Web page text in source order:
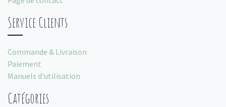
Service Clients
Commande & Livraison
Paiement
Manuels d'utilisation
Catégories